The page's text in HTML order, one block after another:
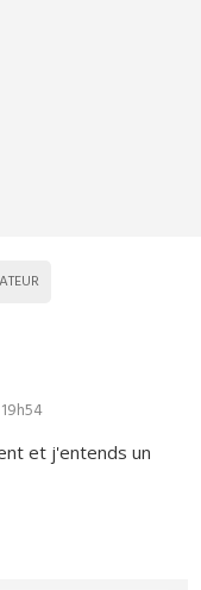
et j'entends un